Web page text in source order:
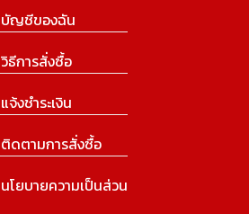
บัญชีของฉัน
วิธีการสั่งซื้อ
แจ้งชำระเงิน
ติดตามการสั่งซื้อ
นโยบายความเป็นส่วน